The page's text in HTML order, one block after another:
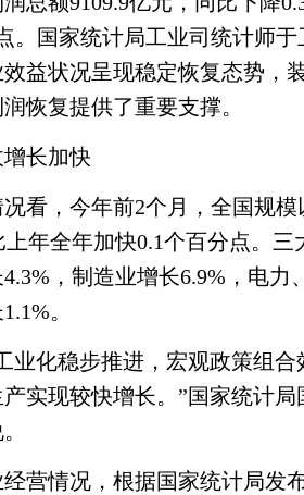
。国家统计局工业司统计师
益状况呈现稳定恢复态势，
恢复提供了重要支撑。
长加快
看，今年前2个月，全国规
上年全年加快0.1个百分点。
，制造业增长6.9%，电力
。
业化稳步推进，宏观政策组
实现较快增长。”国家统计
营情况，根据国家统计局发